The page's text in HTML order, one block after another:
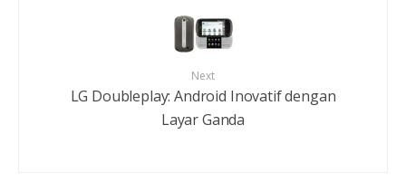
Next
LG Doubleplay: Android Inovatif dengan
Layar Ganda